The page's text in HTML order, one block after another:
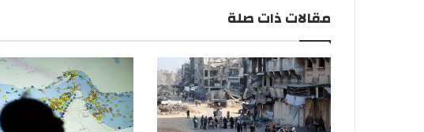
مقالات ذات صلة